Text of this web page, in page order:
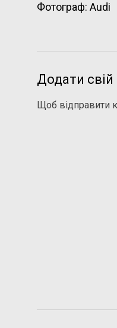
Фотограф: Audi
Додати
Щоб відправити